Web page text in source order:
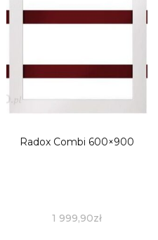
Radox Combi 600×900
1 999,90zł